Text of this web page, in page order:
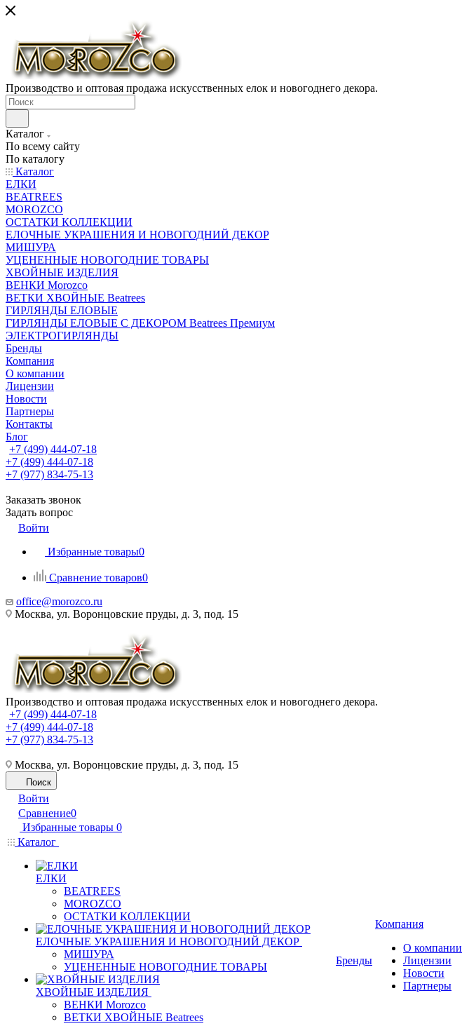
Производство и оптовая продажа искусственных елок и новогоднего декора.
Каталог
По всему сайту
По каталогу
Каталог
ЕЛКИ
BEATREES
MOROZCO
ОСТАТКИ КОЛЛЕКЦИИ
ЕЛОЧНЫЕ УКРАШЕНИЯ И НОВОГОДНИЙ ДЕКОР
МИШУРА
УЦЕНЕННЫЕ НОВОГОДНИЕ ТОВАРЫ
ХВОЙНЫЕ ИЗДЕЛИЯ
ВЕНКИ Morozco
ВЕТКИ ХВОЙНЫЕ Beatrees
ГИРЛЯНДЫ ЕЛОВЫЕ
ГИРЛЯНДЫ ЕЛОВЫЕ С ДЕКОРОМ Beatrees Премиум
ЭЛЕКТРОГИРЛЯНДЫ
Бренды
Компания
О компании
Лицензии
Новости
Партнеры
Контакты
Блог
+7 (499) 444-07-18
+7 (499) 444-07-18
+7 (977) 834-75-13
Заказать звонок
Задать вопрос
Войти
Избранные товары0
Сравнение товаров0
office@morozco.ru
Москва, ул. Воронцовские пруды, д. 3, под. 15
Производство и оптовая продажа искусственных елок и новогоднего декора.
+7 (499) 444-07-18
+7 (499) 444-07-18
+7 (977) 834-75-13
Москва, ул. Воронцовские пруды, д. 3, под. 15
Поиск
Войти
Сравнение0
Избранные товары 0
Каталог
ЕЛКИ
BEATREES
MOROZCO
ОСТАТКИ КОЛЛЕКЦИИ
ЕЛОЧНЫЕ УКРАШЕНИЯ И НОВОГОДНИЙ ДЕКОР
МИШУРА
УЦЕНЕННЫЕ НОВОГОДНИЕ ТОВАРЫ
ХВОЙНЫЕ ИЗДЕЛИЯ
ВЕНКИ Morozco
ВЕТКИ ХВОЙНЫЕ Beatrees
Бренды
Компания
О компании
Лицензии
Новости
Партнеры